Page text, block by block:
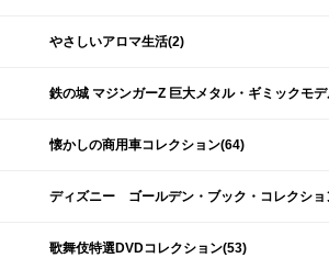
やさしいアロマ生活(2)
鉄の城 マジンガーZ 巨大メタル・ギミックモ
懐かしの商用車コレクション(64)
ディズニー ゴールデン・ブック・コレクショ
歌舞伎特選DVDコレクション(53)